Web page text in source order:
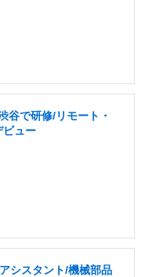
谷で研修/リモート・
ビュー
シスタント/機械部品